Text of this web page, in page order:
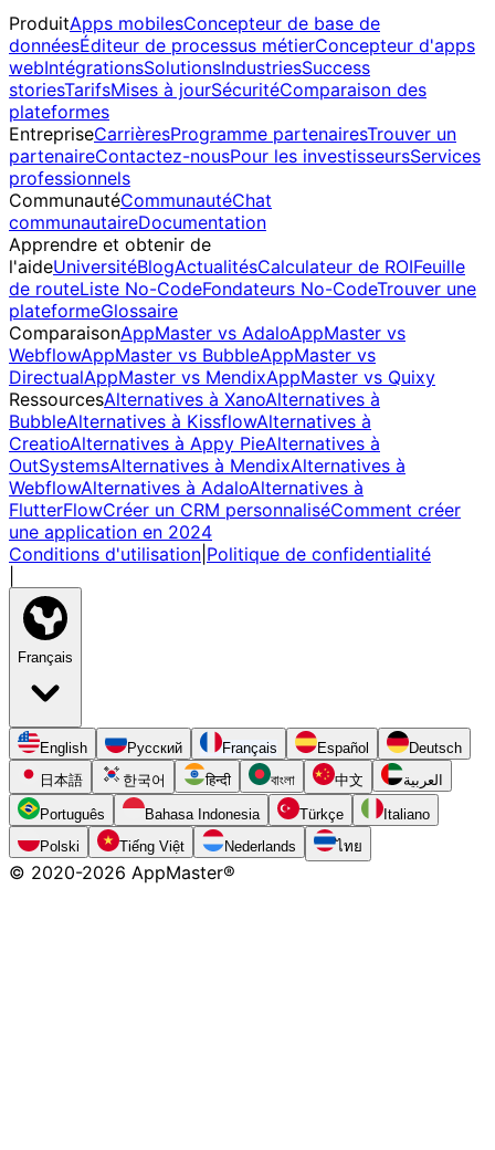
ProduitApps mobilesConcepteur de base de
donnéesÉditeur de processus métierConcepteur d'apps
webIntégrationsSolutionsIndustriesSuccess
storiesTarifsMises à jourSécuritéComparaison des
plateformes
EntrepriseCarrièresProgramme partenairesTrouver un
partenaireContactez-nousPour les investisseursServices
professionnels
CommunautéCommunautéChat
communautaireDocumentation
Apprendre et obtenir de
l'aideUniversitéBlogActualitésCalculateur de ROIFeuille
de routeListe No-CodeFondateurs No-CodeTrouver une
plateformeGlossaire
ComparaisonAppMaster vs AdaloAppMaster vs
WebflowAppMaster vs BubbleAppMaster vs
DirectualAppMaster vs MendixAppMaster vs Quixy
RessourcesAlternatives à XanoAlternatives à
BubbleAlternatives à KissflowAlternatives à
CreatioAlternatives à Appy PieAlternatives à
OutSystemsAlternatives à MendixAlternatives à
WebflowAlternatives à AdaloAlternatives à
FlutterFlowCréer un CRM personnaliséComment créer
une application en 2024
Conditions d'utilisation Politique de confidentialité
Français
English Русский Français Español
Deutsch
日本語
한국어 हिन्दी বাংলা 中文 العربية
Português Bahasa Indonesia Türkçe
Italiano
Polski
Tiếng Việt Nederlands ไทย
© 2020-2026 AppMaster®